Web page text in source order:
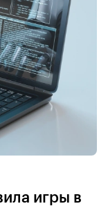
игры в